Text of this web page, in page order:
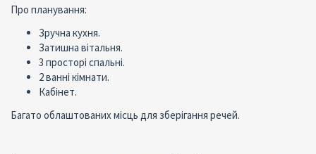
Про планування:
Зручна кухня.
Затишна вітальня.
3 просторі спальні.
2 ванні кімнати.
Кабінет.
Багато облаштованих місць для зберігання речей.